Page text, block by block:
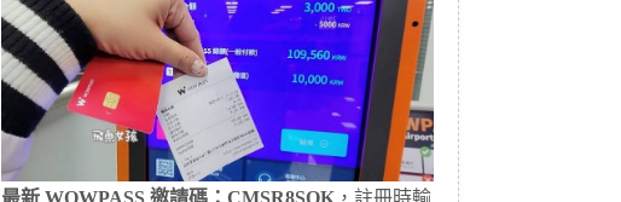
最新 WOWPASS 邀請碼：CMSR8SQK ，註冊時輸